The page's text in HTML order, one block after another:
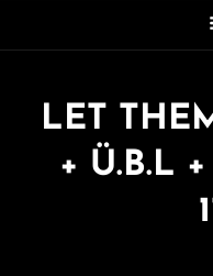
LET
+ Ü.B.L